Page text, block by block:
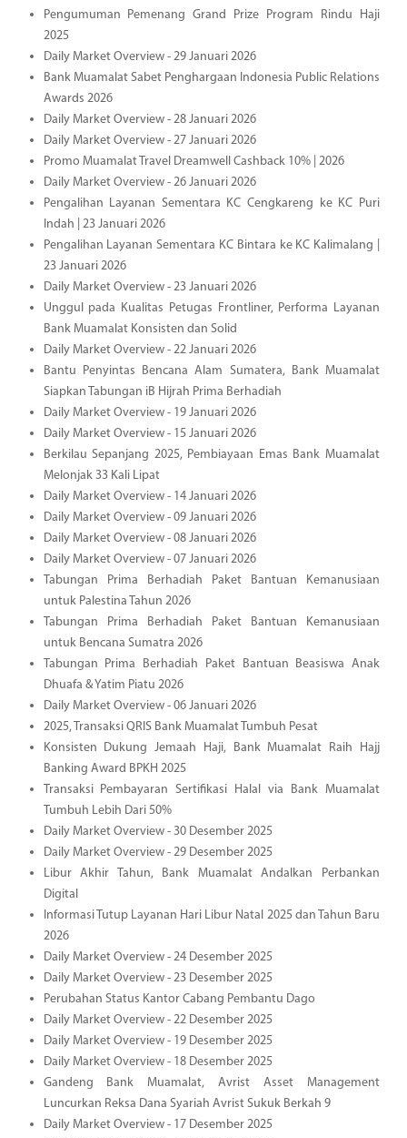
Pengumuman Pemenang Grand Prize Program Rindu Haji
2025
Daily Market Overview - 29 Januari 2026
Bank Muamalat Sabet Penghargaan Indonesia Public Relations
Awards 2026
Daily Market Overview - 28 Januari 2026
Daily Market Overview - 27 Januari 2026
Promo Muamalat Travel Dreamwell Cashback 10% | 2026
Daily Market Overview - 26 Januari 2026
Pengalihan Layanan Sementara KC Cengkareng ke KC Puri
Indah | 23 Januari 2026
Pengalihan Layanan Sementara KC Bintara ke KC Kalimalang |
23 Januari 2026
Daily Market Overview - 23 Januari 2026
Unggul pada Kualitas Petugas Frontliner, Performa Layanan
Bank Muamalat Konsisten dan Solid
Daily Market Overview - 22 Januari 2026
Bantu Penyintas Bencana Alam Sumatera, Bank Muamalat
Siapkan Tabungan iB Hijrah Prima Berhadiah
Daily Market Overview - 19 Januari 2026
Daily Market Overview - 15 Januari 2026
Berkilau Sepanjang 2025, Pembiayaan Emas Bank Muamalat
Melonjak 33 Kali Lipat
Daily Market Overview - 14 Januari 2026
Daily Market Overview - 09 Januari 2026
Daily Market Overview - 08 Januari 2026
Daily Market Overview - 07 Januari 2026
Tabungan Prima Berhadiah Paket Bantuan Kemanusiaan
untuk Palestina Tahun 2026
Tabungan Prima Berhadiah Paket Bantuan Kemanusiaan
untuk Bencana Sumatra 2026
Tabungan Prima Berhadiah Paket Bantuan Beasiswa Anak
Dhuafa & Yatim Piatu 2026
Daily Market Overview - 06 Januari 2026
2025, Transaksi QRIS Bank Muamalat Tumbuh Pesat
Konsisten Dukung Jemaah Haji, Bank Muamalat Raih Hajj
Banking Award BPKH 2025
Transaksi Pembayaran Sertifikasi Halal via Bank Muamalat
Tumbuh Lebih Dari 50%
Daily Market Overview - 30 Desember 2025
Daily Market Overview - 29 Desember 2025
Libur Akhir Tahun, Bank Muamalat Andalkan Perbankan
Digital
Informasi Tutup Layanan Hari Libur Natal 2025 dan Tahun Baru
2026
Daily Market Overview - 24 Desember 2025
Daily Market Overview - 23 Desember 2025
Perubahan Status Kantor Cabang Pembantu Dago
Daily Market Overview - 22 Desember 2025
Daily Market Overview - 19 Desember 2025
Daily Market Overview - 18 Desember 2025
Gandeng Bank Muamalat, Avrist Asset Management
Luncurkan Reksa Dana Syariah Avrist Sukuk Berkah 9
Daily Market Overview - 17 Desember 2025